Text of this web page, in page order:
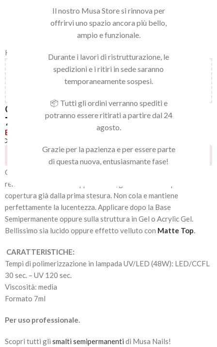
Il nostro Musa Store si rinnova per
offrirvi uno spazio ancora più bello,
ampio e funzionale.
Durante i lavori di ristrutturazione, le
spedizioni e i ritiri in sede saranno
temporaneamente sospesi.
📦 Tutti gli ordini verranno spediti e
potranno essere ritirati a partire dal 24
agosto.
Grazie per la pazienza e per essere parte
di questa nuova, entusiasmante fase!
Home LINEA NAILS / GEL POLISH GEL POLISH
150,00€al carrello e ottieni la spedizione
GEL POLISH 143
7,92
Esaurito
Persone che guardano questo prodotto ora!
Gel polish 143 della collezione
rende facile e veloce l’applicazione, garantendo una perfetta
copertura già dalla prima stesura. Non cola e mantiene
perfettamente la lucentezza. Applicare dopo la Base
Semipermanente oppure sulla struttura in Gel o Acrylic Gel.
Bellissimo sia lucido oppure effetto velluto con Matte Top.
CARATTERISTICHE:
Tempi di polimerizzazione in lampada UV/LED (48W): LED/CCFL
30 sec. – UV 120 sec.
Viscosità: media
Formato 7ml
Per uso professionale.
Scopri tutti gli smalti semipermanenti di Musa Nails!